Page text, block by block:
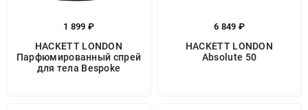
1 899 ₽
HACKETT LONDON
Парфюмированный спрей
для тела Bespoke
6 849 ₽
HACKETT LONDON
Absolute 50